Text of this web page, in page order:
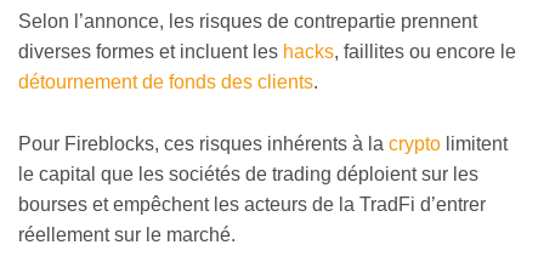
Selon l’annonce, les risques de contrepartie prennent
diverses formes et incluent les hacks, faillites ou encore le
détournement de fonds des clients.
Pour Fireblocks, ces risques inhérents à la crypto limitent
le capital que les sociétés de trading déploient sur les
bourses et empêchent les acteurs de la TradFi d’entrer
réellement sur le marché.